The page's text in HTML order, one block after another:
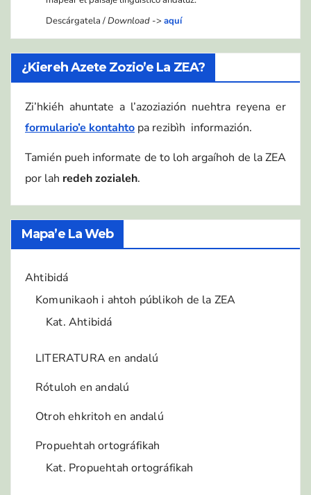
Descárgatela /Download ->aquí
¿Kiereh Azete Zozio’e La ZEA?
Zi’hkiéh ahuntate a l’azoziazión nuehtra reyena er
formulario’e kontahto pa rezibìh informazión.
Tamién pueh informate de to loh argaíhoh de la ZEA
por lah redeh zozialeh.
Mapa’e La Web
Ahtibidá
Komunikaoh i ahtoh públikoh de la ZEA
Kat. Ahtibidá
LITERATURA en andalú
Rótuloh en andalú
Otroh ehkritoh en andalú
Propuehtah ortográfikah
Kat. Propuehtah ortográfikah